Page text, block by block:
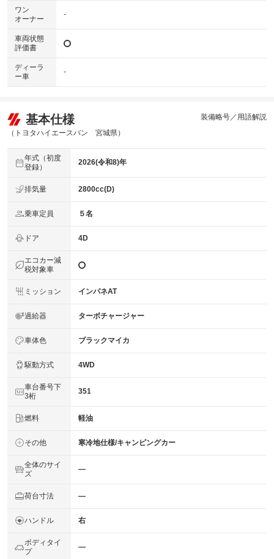
ワン
オーナー
-
車両状態
評価書
ディーラ
ー車
-
基本仕様
（トヨタハイエースバン 宮城県）
装備略号／用語解説
年式（初度
登録）
2026(令和8)年
排気量 2800cc(D)
乗車定員 ５名
ドア 4D
エコカー減
税対象車
ミッション インパネAT
過給器 ターボチャージャー
車体色 ブラックマイカ
駆動方式 4WD
車台番号下
3桁
351
燃料 軽油
その他 寒冷地仕様/キャンピングカー
全体のサイ
ズ
―
荷台寸法 ―
ハンドル 右
ボディタイ
プ
―